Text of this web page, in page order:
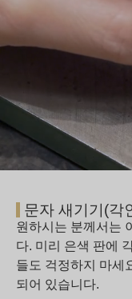
문자 새기기(각
원하시는 분께서는
다. 미리 은색 판에
들도 걱정하지 마세
되어 있습니다.